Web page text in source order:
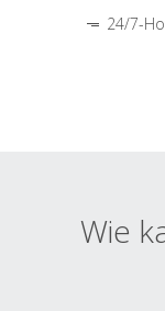
24/7-
Wie